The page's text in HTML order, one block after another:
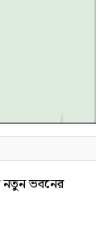
নতুন ভবনের